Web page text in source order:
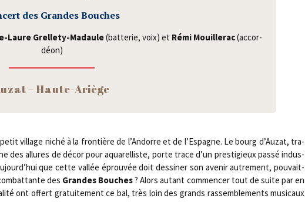
des Grandes Bouches
Laure Grel­le­ty-Madaule(bat­te­rie, voix) et Rémi Mouille­rac(accor­
déon)
– Haute-Ariège
vil­lage niché à la fron­tière de l’Andorre et de l’Espagne. Le bourg d’Auzat, tra­
des allures de décor pour aqua­rel­liste, porte trace d’un pres­ti­gieux pas­sé indus­
que cette val­lée éprou­vée doit des­si­ner son ave­nir autre­ment, pou­vait-
des Grandes Bouches? Alors autant com­men­cer tout de suite par en
ont offert gra­tui­te­ment ce bal, très loin des grands ras­sem­ble­ments musi­caux